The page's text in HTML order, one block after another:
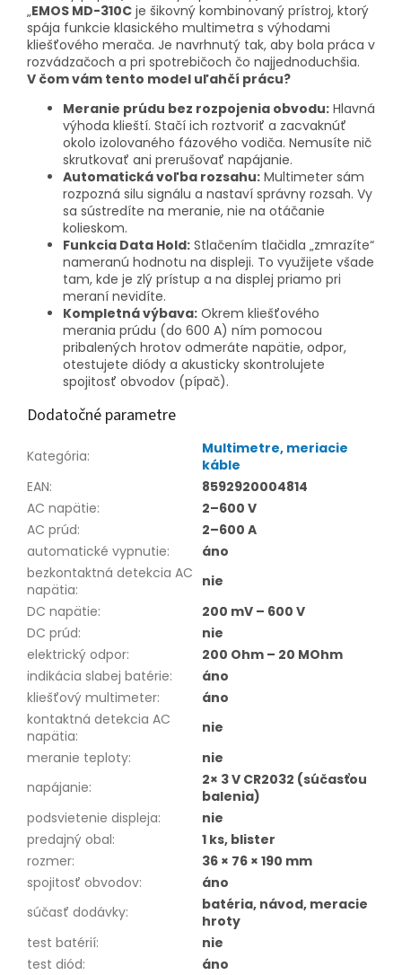
„EMOS MD-310C je šikovný kombinovaný prístroj, ktorý
spája funkcie klasického multimetra s výhodami
kliešťového merača. Je navrhnutý tak, aby bola práca v
rozvádzačoch a pri spotrebičoch čo najjednoduchšia.
V čom vám tento model uľahčí prácu?
Meranie prúdu bez rozpojenia obvodu: Hlavná
výhoda klieští. Stačí ich roztvoriť a zacvaknúť
okolo izolovaného fázového vodiča. Nemusíte nič
skrutkovať ani prerušovať napájanie.
Automatická voľba rozsahu: Multimeter sám
rozpozná silu signálu a nastaví správny rozsah. Vy
sa sústredíte na meranie, nie na otáčanie
kolieskom.
Funkcia Data Hold: Stlačením tlačidla „zmrazíte“
nameranú hodnotu na displeji. To využijete všade
tam, kde je zlý prístup a na displej priamo pri
meraní nevidíte.
Kompletná výbava: Okrem kliešťového
merania prúdu (do 600 A) ním pomocou
pribalených hrotov odmeráte napätie, odpor,
otestujete diódy a akusticky skontrolujete
spojitosť obvodov (pípač).
Dodatočné parametre
Kategória:
Multimetre, meriacie
káble
EAN:
8592920004814
AC napätie:
2–600 V
AC prúd:
2–600 A
automatické vypnutie:
áno
bezkontaktná detekcia AC
napätia:
nie
DC napätie:
200 mV – 600 V
DC prúd:
nie
elektrický odpor:
200 Ohm – 20 MOhm
indikácia slabej batérie:
áno
kliešťový multimeter:
áno
kontaktná detekcia AC
napätia:
nie
meranie teploty:
nie
napájanie:
2× 3 V CR2032 (súčasťou
balenia)
podsvietenie displeja:
nie
predajný obal:
1 ks, blister
rozmer:
36 × 76 × 190 mm
spojitosť obvodov:
áno
súčasť dodávky:
batéria, návod, meracie
hroty
test batérií:
nie
test diód:
áno